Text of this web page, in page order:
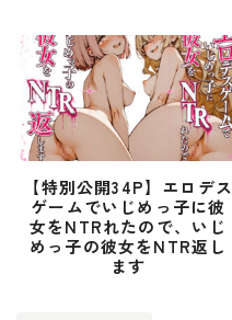
【特別公開34P】エロデス
ゲームでいじめっ子に彼
女をNTRれたので、いじ
めっ子の彼女をNTR返し
ます